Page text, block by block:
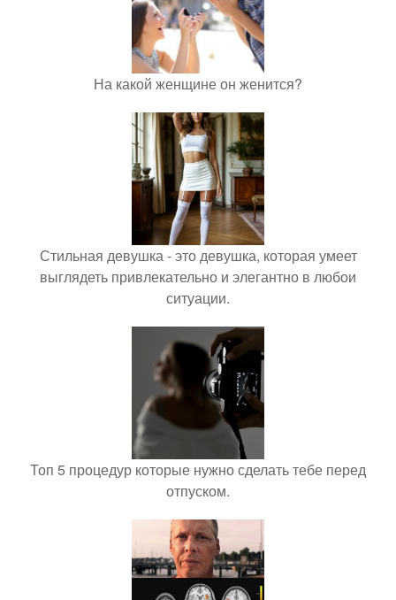
На какой женщине он женится?
Стильная девушка - это девушка, которая умеет
выглядеть привлекательно и элегантно в любои
ситуации.
Топ 5 процедур которые нужно сделать тебе перед
отпуском.